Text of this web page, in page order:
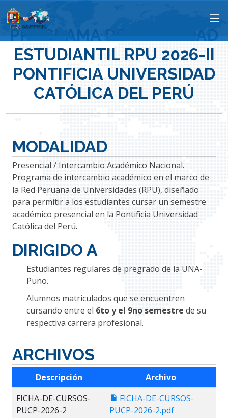
PROGRAMA DE MOVILIDAD
ESTUDIANTIL RPU 2026-II
PONTIFICIA UNIVERSIDAD
CATÓLICA DEL PERÚ
MODALIDAD
Presencial / Intercambio Académico Nacional.
Programa de intercambio académico en el marco de
la Red Peruana de Universidades (RPU), diseñado
para permitir a los estudiantes cursar un semestre
académico presencial en la Pontificia Universidad
Católica del Perú.
DIRIGIDO A
Estudiantes regulares de pregrado de la UNA-
Puno.
Alumnos matriculados que se encuentren
cursando entre el 6to y el 9no semestre de su
respectiva carrera profesional.
ARCHIVOS
Descripción
Archivo
FICHA-DE-CURSOS-
PUCP-2026-2
FICHA-DE-CURSOS-
PUCP-2026-2.pdf